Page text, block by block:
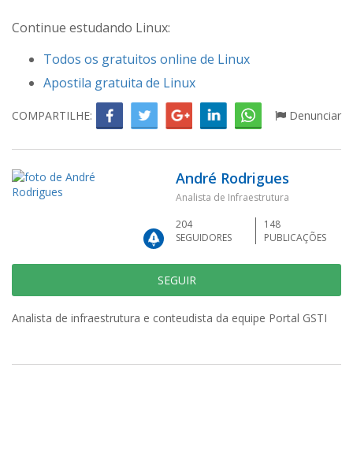
Continue estudando Linux:
Todos os gratuitos online de Linux
Apostila gratuita de Linux
COMPARTILHE: Denunciar
André Rodrigues
Analista de Infraestrutura
204
SEGUIDORES
148
PUBLICAÇÕES
SEGUIR
Analista de infraestrutura e conteudista da equipe Portal GSTI